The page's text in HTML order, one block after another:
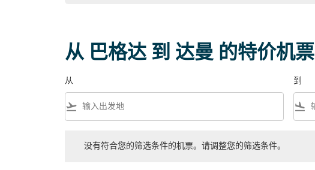
从 巴格达 到 达曼 的特价机票
从
flight_takeoff
到
flight_land
没有符合您的筛选条件的机票。请调整您的筛选条件。